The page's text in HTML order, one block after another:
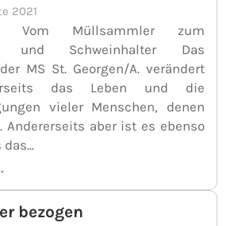
2021
Vom Müllsammler zum
und Schweinhalter Das
MS St. Georgen/A. verändert
das Leben und die
vieler Menschen, denen
Andererseits aber ist es ebenso
bezogen